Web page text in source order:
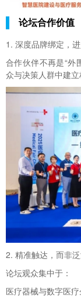
论坛合作价值
1. 深度品牌绑定，
合作伙伴不再是“外
众与决策人群中建立
2. 精准触达，而非
论坛观众集中于：
医疗器械与数字医